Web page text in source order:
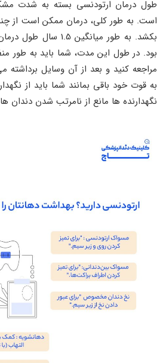
طول درمان ارتودنسی بسته به شدت
است. به طور کلی، درمان ممکن است از
بکشد. به طور میانگین
بود. در طول این مدت، شما باید به
مراجعه کنید و بعد از آن وسایل برداشته
به قوت خود باقی بمانند شما باید از
نگهدارنده ها مانع از نامرتب شدن